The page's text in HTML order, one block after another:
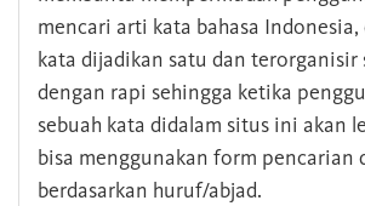
mencari arti kata bahasa
kata dijadikan satu dan terorganisir
dengan rapi sehingga ketika
sebuah kata didalam situs ini akan
bisa menggunakan form pencarian
berdasarkan huruf/abjad.